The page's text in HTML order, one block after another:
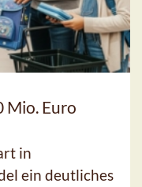
Mio. Euro
in
ein deutliches